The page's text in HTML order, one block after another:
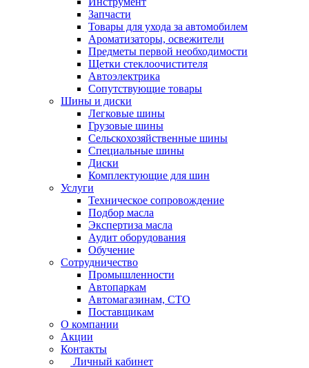
Запчасти
Товары для ухода за автомобилем
Ароматизаторы, освежители
Предметы первой необходимости
Щетки стеклоочистителя
Автоэлектрика
Сопутствующие товары
Шины и диски
Легковые шины
Грузовые шины
Сельскохозяйственные шины
Специальные шины
Диски
Комплектующие для шин
Услуги
Техническое сопровождение
Подбор масла
Экспертиза масла
Аудит оборудования
Обучение
Сотрудничество
Промышленности
Автопаркам
Автомагазинам, СТО
Поставщикам
О компании
Акции
Контакты
Личный кабинет